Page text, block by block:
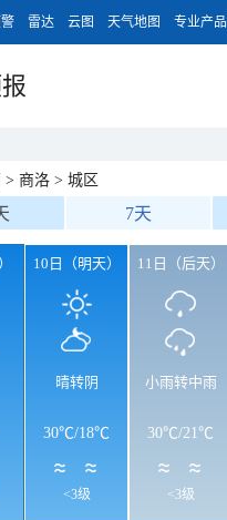
雷达 云图 天气地图 专业产品
> 商洛 > 城区
7天
10日（明天）
晴转阴
30℃/18℃
<3级
11日（后天）
小雨转中雨
30℃/21℃
<3级